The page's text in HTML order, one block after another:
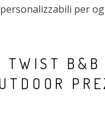
personalizzabili per
TWIST B&B